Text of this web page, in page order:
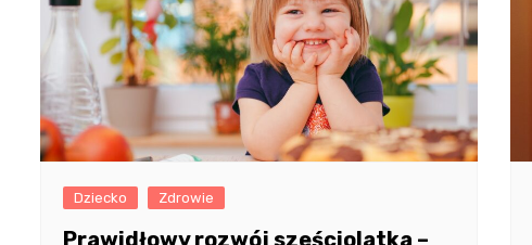
Dziecko Zdrowie
Prawidłowy rozwój sześciolatka –